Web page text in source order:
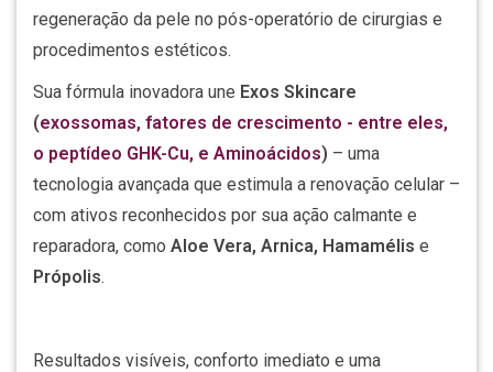
regeneração da pele no pós-operatório de cirurgias e
procedimentos estéticos.
Sua fórmula inovadora une Exos Skincare
(exossomas, fatores de crescimento - entre eles,
o peptídeo GHK-Cu, e Aminoácidos) – uma
tecnologia avançada que estimula a renovação celular –
com ativos reconhecidos por sua ação calmante e
reparadora, como Aloe Vera, Arnica, Hamamélis e
Própolis.
Resultados visíveis, conforto imediato e uma